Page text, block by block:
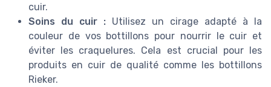
cuir.
Soins du cuir : Utilisez un cirage adapté à la
couleur de vos bottillons pour nourrir le cuir et
éviter les craquelures. Cela est crucial pour les
produits en cuir de qualité comme les bottillons
Rieker.